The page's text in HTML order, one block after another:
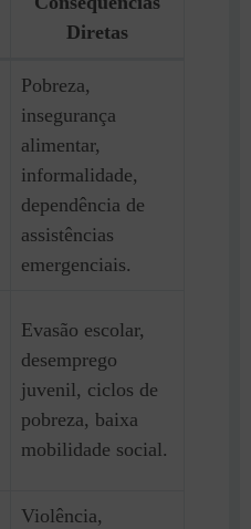
Diretas
Pobreza,
insegurança
alimentar,
informalidade,
dependência de
assistências
emergenciais.
Evasão escolar,
desemprego
juvenil, ciclos de
pobreza, baixa
mobilidade social.
Violência,